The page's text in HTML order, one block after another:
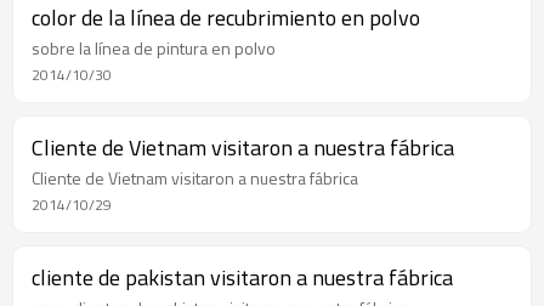
color de la línea de recubrimiento en polvo
sobre la línea de pintura en polvo
2014/10/30
Cliente de Vietnam visitaron a nuestra fábrica
Cliente de Vietnam visitaron a nuestra fábrica
2014/10/29
cliente de pakistan visitaron a nuestra fábrica